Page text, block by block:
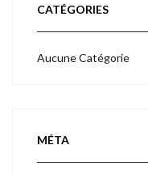
CATÉGORIES
Aucune Catégorie
MÉTA